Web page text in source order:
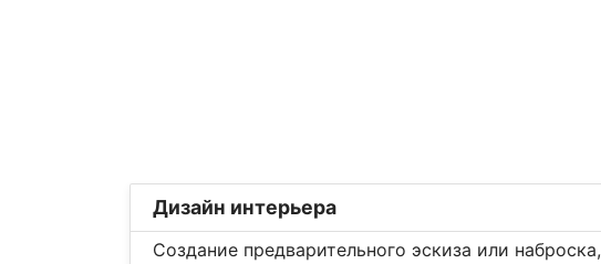
Дизайн интерьера
Создание предварительного эскиза или наброска,